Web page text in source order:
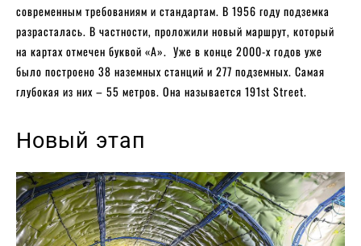
современным требованиям и стандартам. В 1956 году подземка
разрасталась. В частности, проложили новый маршрут, который
на картах отмечен буквой «A». Уже в конце 2000-х годов уже
было построено 38 наземных станций и 277 подземных. Самая
глубокая из них – 55 метров. Она называется 191st Street.
Новый этап